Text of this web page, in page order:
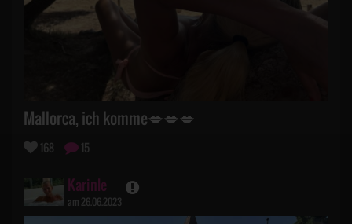
Mallorca, ich komme💋💋💋
168 15
Karinle
am 26.06.2023